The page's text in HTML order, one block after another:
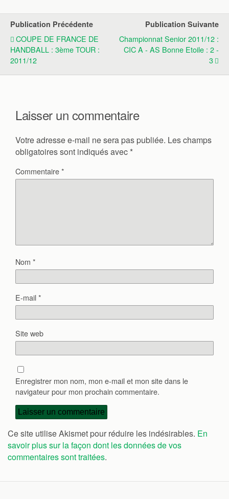
Publication Précédente
COUPE DE FRANCE DE
HANDBALL : 3ème TOUR :
2011/12
Publication Suivante
Championnat Senior 2011/12 :
CIC A - AS Bonne Etoile : 2 -
3
Laisser un commentaire
Votre adresse e-mail ne sera pas publiée. Les champs
obligatoires sont indiqués avec *
Commentaire*
Nom *
E-mail*
Site web
Enregistrer mon nom, mon e-mail et mon site dans le
navigateur pour mon prochain commentaire.
Ce site utilise Akismet pour réduire les indésirables. En
savoir plus sur la façon dont les données de vos
commentaires sont traitées.